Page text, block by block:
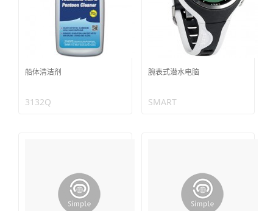
船体清洁剂
3132Q
腕表式潜水电脑
SMART